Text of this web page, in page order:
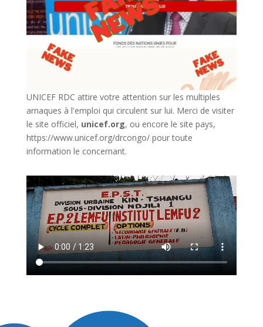
UNICEF RDC attire votre attention sur les multiples
arnaques à l'emploi qui circulent sur lui. Merci de visiter
le site officiel, unicef.org, ou encore le site pays,
https://www.unicef.org/drcongo/pour toute
information le concernant.